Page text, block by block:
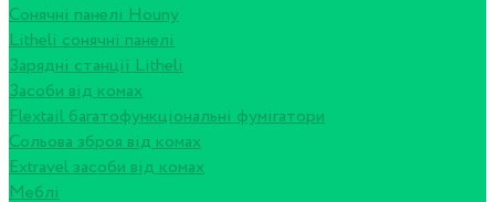
Сонячні панелі Houny
Litheli сонячні панелі
Зарядні станції Litheli
Засоби від комах
Flextail багатофункціональні фумігатори
Сольова зброя від комах
Extravel засоби від комах
Меблі